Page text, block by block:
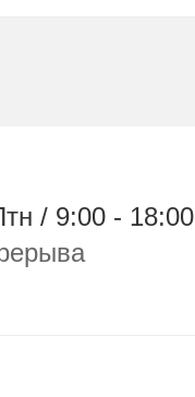
/ 9:00 - 18:00